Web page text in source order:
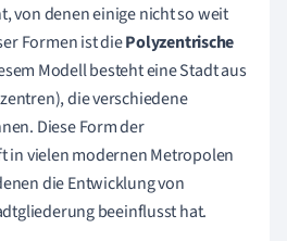
von denen einige nicht so weit
Formen ist diePolyzentrische
Modell besteht eine Stadt aus
die verschiedene
Diese Form der
in vielen modernen Metropolen
die Entwicklung von
beeinflusst hat.